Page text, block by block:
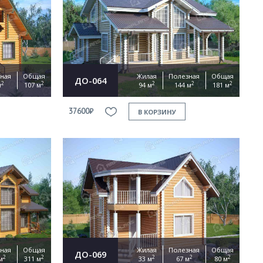
2
Общая
107 м2 ДО-064
Жилая
94 м2
Полезная
144 м2
Общая
181 м2
37600₽ В КОРЗИНУ
2
Общая
311 м2 ДО-069
Жилая
33 м2
Полезная
67 м2
Общая
80 м2